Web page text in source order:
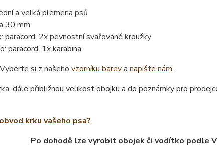
a velká plemena psů
30 mm
paracord, 2x pevnostní svařované kroužky
paracord, 1x karabina
Vyberte si z našeho vzorníku bareva napište nám.
dále přibližnou velikost obojku a do poznámky pro
krku vašeho psa?
Po dohodě lze vyrobit obojek či vodítko podle